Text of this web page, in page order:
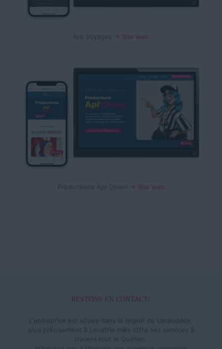
Aro Voyages → Site web
Productions Api Clown → Site web
RESTONS EN CONTACT!